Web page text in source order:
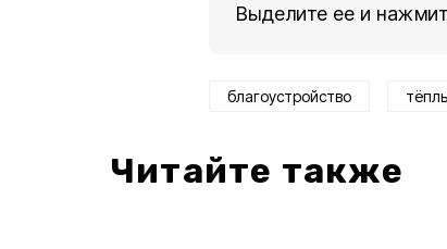
Выделите ее и
благоустройство
Читайте также